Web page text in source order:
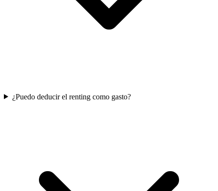
¿Puedo deducir el renting como gasto?